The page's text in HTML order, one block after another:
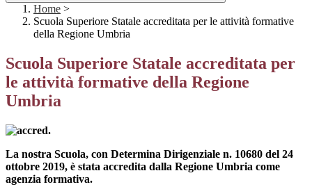
Home >
Scuola Superiore Statale accreditata per le attività formative
della Regione Umbria
Scuola Superiore Statale accreditata per
le attività formative della Regione
Umbria
La nostra Scuola, con Determina Dirigenziale n. 10680 del 24
ottobre 2019, è stata accredita dalla Regione Umbria come
agenzia formativa.